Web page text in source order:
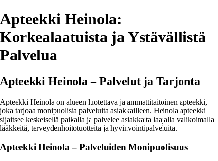
Apteekki Heinola:
Korkealaatuista ja Ystävällistä
Palvelua
Apteekki Heinola – Palvelut ja Tarjonta
Apteekki Heinola on alueen luotettava ja ammattitaitoinen apteekki,
joka tarjoaa monipuolisia palveluita asiakkailleen. Heinola apteekki
sijaitsee keskeisellä paikalla ja palvelee asiakkaita laajalla valikoimalla
lääkkeitä, terveydenhoitotuotteita ja hyvinvointipalveluita.
Apteekki Heinola – Palveluiden Monipuolisuus